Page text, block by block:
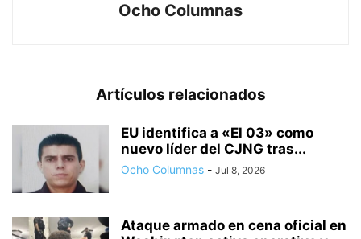
Ocho Columnas
Artículos relacionados
EU identifica a «El 03» como
nuevo líder del CJNG tras...
Ocho Columnas - Jul 8, 2026
Ataque armado en cena oficial en